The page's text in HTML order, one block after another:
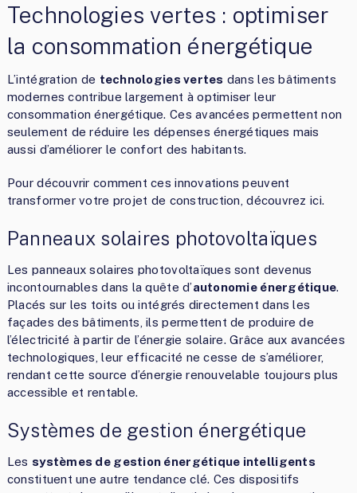
Technologies vertes : optimiser
la consommation énergétique
L’intégration de technologies vertes dans les bâtiments
modernes contribue largement à optimiser leur
consommation énergétique. Ces avancées permettent non
seulement de réduire les dépenses énergétiques mais
aussi d’améliorer le confort des habitants.
Pour découvrir comment ces innovations peuvent
transformer votre projet de construction, découvrez ici.
Panneaux solaires photovoltaïques
Les panneaux solaires photovoltaïques sont devenus
incontournables dans la quête d’autonomie énergétique.
Placés sur les toits ou intégrés directement dans les
façades des bâtiments, ils permettent de produire de
l’électricité à partir de l’énergie solaire. Grâce aux avancées
technologiques, leur efficacité ne cesse de s’améliorer,
rendant cette source d’énergie renouvelable toujours plus
accessible et rentable.
Systèmes de gestion énergétique
Les systèmes de gestion énergétique intelligents
constituent une autre tendance clé. Ces dispositifs